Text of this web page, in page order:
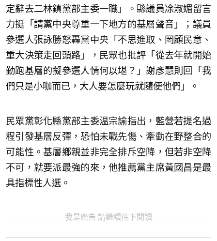
定辭去二林鎮黨部主委一職」。縣議員凃淑媚留言
力挺「請黨中央尊重一下地方的基層聲音」；議員
參選人張詠勝怒轟黨中央「不思進取、罔顧民意、
重大決策走回頭路」，民眾也批評「從去年就開始
勤跑基層的擬參選人情何以堪？」謝彥慧則回「我
們只是小咖而已，大人要怎麼玩就隨便他們」。
民眾黨彰化縣黨部主委温宗諭指出，藍營若提名過
程引發基層反彈，恐怕未戰先傷、牽動在野整合的
可能性。基層鄉親並非完全排斥空降，但若非空降
不可，就要派最強的來，他推薦黨主席黃國昌是最
具指標性人選。
我是廣告 請繼續往下閱讀